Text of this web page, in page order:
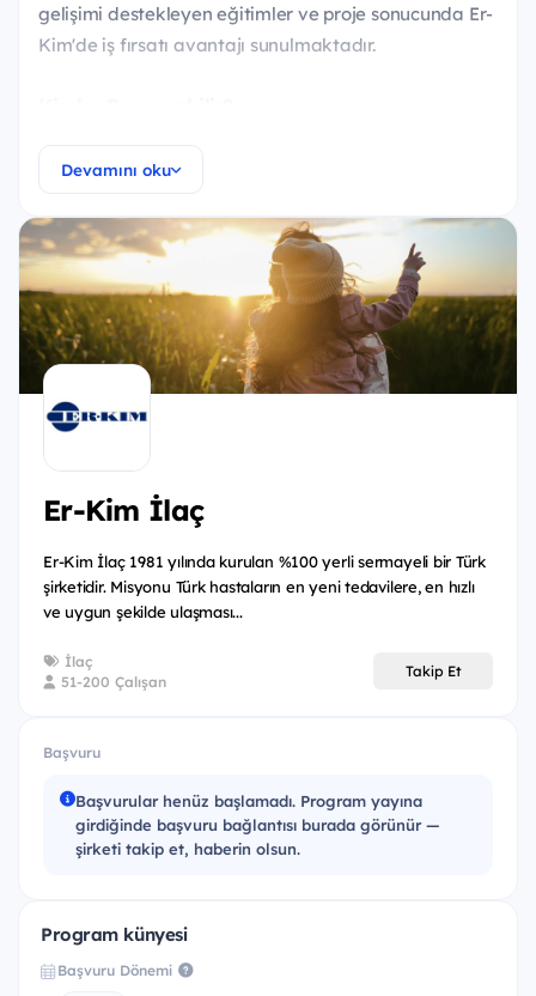
gelişimi destekleyen eğitimler ve proje sonucunda Er-
Kim'de iş fırsatı avantajı sunulmaktadır.
Üniversitelerin lisans bölümlerinde yeni mezun (
işletme ve yönetim bilimleri fakültesi, iktisat
Ekip çalışmasına yatkın ve güçlü iletişim
becerilerine sahip,
Yazılı ve sözlü ingilizce dil bilgisine sahip,
MS Office programlarını yetkin şekilde
kullanabilen adaylar başvurabilir.
Online Başvuru
Yabancı Dil ve Yetkinlik Değerlendirme
IK ve İlgili İş Birimleri Görüşmesi
Devamını oku
Er-Kim İlaç
Er-Kim İlaç 1981 yılında kurulan %100 yerli sermayeli bir Türk
şirketidir. Misyonu Türk hastaların en yeni tedavilere, en hızlı
ve uygun şekilde ulaşması...
İlaç
51-200 Çalışan
Takip Et
Başvuru
Başvurular henüz başlamadı. Program yayına
girdiğinde başvuru bağlantısı burada görünür —
şirketi takip et, haberin olsun.
Program künyesi
Başvuru Dönemi